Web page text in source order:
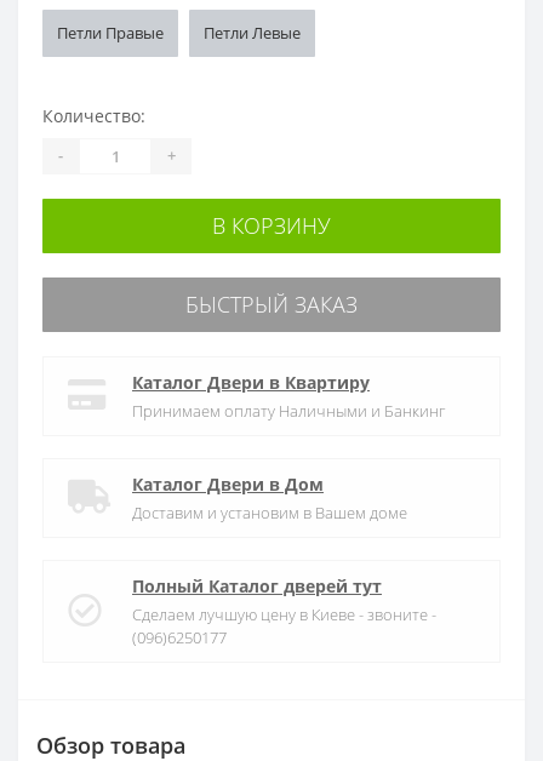
Петли Правые Петли Левые
Количество:
- +
В КОРЗИНУ
БЫСТРЫЙ ЗАКАЗ
Каталог Двери в Квартиру
Принимаем оплату Наличными и Банкинг
Каталог Двери в Дом
Доставим и установим в Вашем доме
Полный Каталог дверей тут
Сделаем лучшую цену в Киеве - звоните -
(096)6250177
Обзор товара